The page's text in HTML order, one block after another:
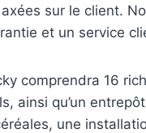
sur le client.
et un service
comprendra 16
ainsi qu’un
une